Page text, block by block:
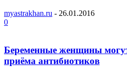
myastrakhan.ru - 26.01.2016
0
Беременные женщины
приёма антибиотиков